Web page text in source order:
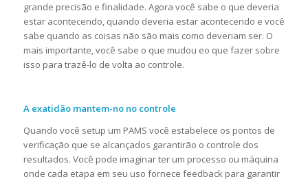
grande precisão e finalidade. Agora você sabe o que deveria
estar acontecendo, quando deveria estar acontecendo e você
sabe quando as coisas não são mais como deveriam ser. O
mais importante, você sabe o que mudou eo que fazer sobre
isso para trazê-lo de volta ao controle.
A exatidão mantem-no no controle
Quando você setup um PAMS você estabelece os pontos de
verificação que se alcançados garantirão o controle dos
resultados. Você pode imaginar ter um processo ou máquina
onde cada etapa em seu uso fornece feedback para garantir